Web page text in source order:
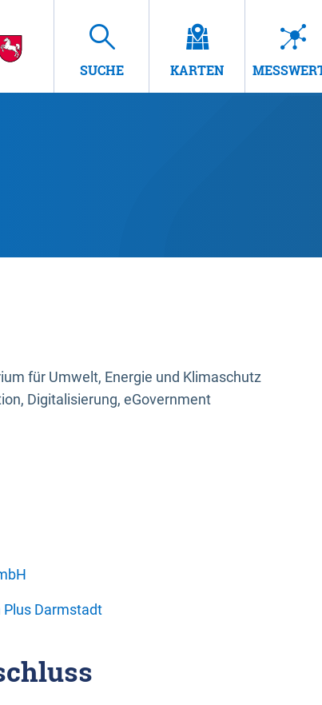
SUCHE KARTEN
für Umwelt, Energie und Klimaschutz
Digitalisierung, eGovernment
Plus Darmstadt